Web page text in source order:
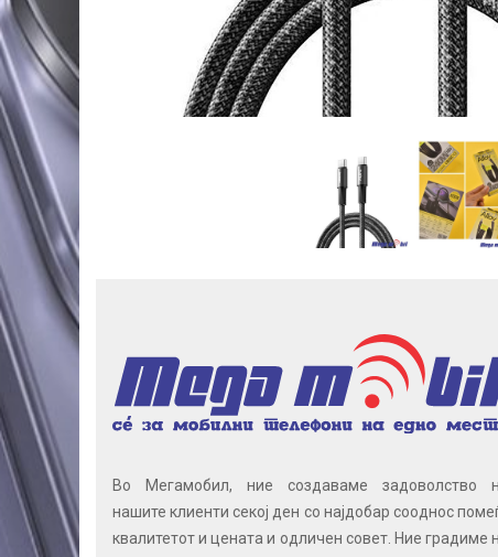
Во Мегамобил, ние создаваме задоволство
нашите клиенти секој ден со најдобар сооднос
квалитетот и цената и одличен совет. Ние градиме